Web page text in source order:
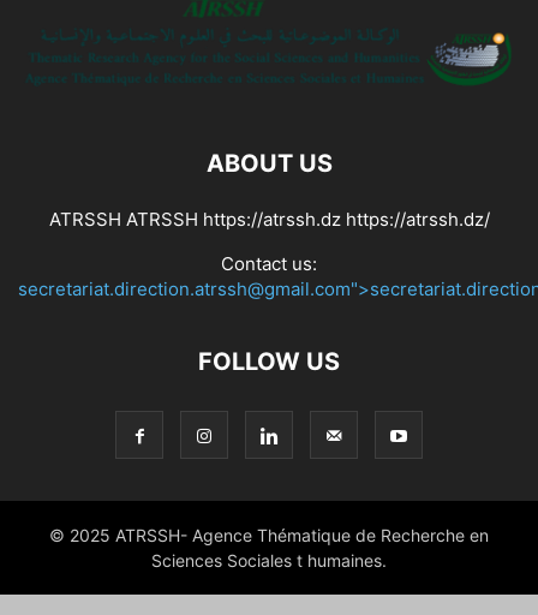
ABOUT US
ATRSSH ATRSSH https://atrssh.dz https://atrssh.dz/
Contact us:
FOLLOW US
© 2025 ATRSSH- Agence Thématique de Recherche en
Sciences Sociales t humaines.